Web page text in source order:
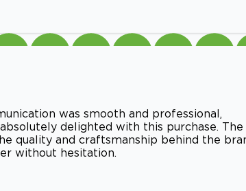
was smooth and professional,
delighted with this purchase. The
quality and craftsmanship behind the
without hesitation.